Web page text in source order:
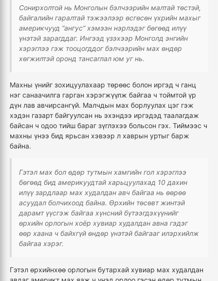
Сонирхолтой нь Монголын бэлчээрийн малтай төстэй,
байгалийн гаралтай тэжээлээр өсгөсөн үхрийн махыг
америкчууд “ангус” хэмээн нэрлэдэг бөгөөд илүү
үнэтэй зарагддаг. Ингээд үзэхээр Монголд энгийн
хэрэглээ гэж тооцогддог бэлчээрийн мах өндөр
хөгжилтэй оронд тансаглал юм уг нь.
Махны үнийг зохицуулахаар төрөөс болон иргэд ч ганц
нэг санаачилга гарган хэрэгжүүлж байгаа ч тоймтой үр
дүн лав авчирсангүй. Малчдын мах борлуулах цэг гэж
хэдэн газарт байгуулсан нь эхэндээ иргэдэд таалагдаж
байсан ч одоо тийш бараг зүглэхээ больсон гэх. Тиймээс ч
махны үнээ бид ярьсан хэвээр л хаврын уртыг барж
байна.
Гэтэл мах бол өдөр тутмын хамгийн гол хэрэглээ
бөгөөд бид америкуудтай харьцуулахад 10 дахин
илүү зардлаар мах худалдан авч байгаа нь өөрөө
асуудал болчихоод байна. Өрхийн төсөвт жинтэй
дарамт үүсгэж байгаа хүнсний бүтээгдэхүүнийг
өрхийн орлогын хоёр хувиар худалдан авна гэдэг
өөр хаана ч байхгүй өндөр үнэтэй байгааг илэрхийлж
байгаа хэрэг.
Гэтэл өрхийнхөө орлогын бутархай хувиар мах худалдан